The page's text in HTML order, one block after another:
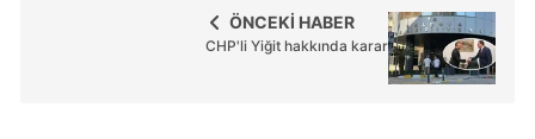
ÖNCEKİ HABER
CHP'li Yiğit hakkında karar